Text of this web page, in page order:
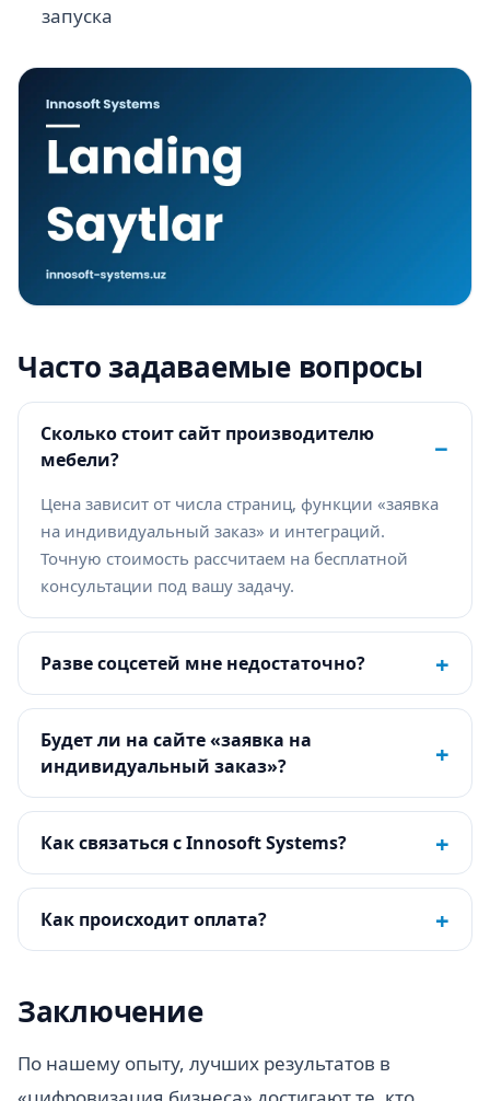
запуска
Часто задаваемые вопросы
Сколько стоит сайт производителю
мебели?
−
Цена зависит от числа страниц, функции «заявка
на индивидуальный заказ» и интеграций.
Точную стоимость рассчитаем на бесплатной
консультации под вашу задачу.
Разве соцсетей мне недостаточно? +
Будет ли на сайте «заявка на
индивидуальный заказ»?
+
Как связаться с Innosoft Systems? +
Как происходит оплата? +
Заключение
По нашему опыту, лучших результатов в